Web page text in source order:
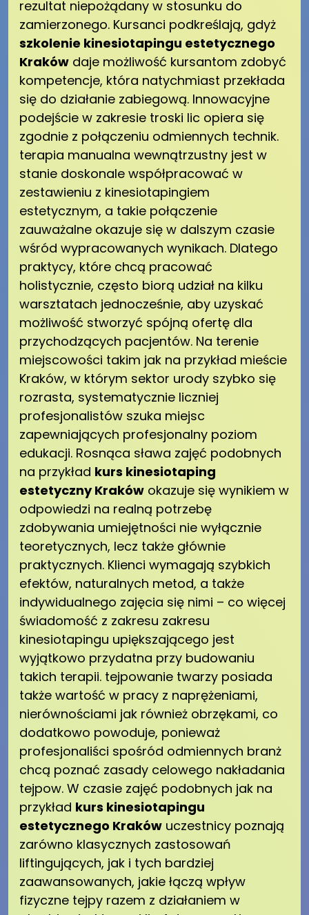
rezultat niepożądany w stosunku do
zamierzonego. Kursanci podkreślają, gdyż
szkolenie kinesiotapingu estetycznego
Kraków daje możliwość kursantom zdobyć
kompetencje, która natychmiast przekłada
się do działanie zabiegową. Innowacyjne
podejście w zakresie troski lic opiera się
zgodnie z połączeniu odmiennych technik.
terapia manualna wewnątrzustny jest w
stanie doskonale współpracować w
zestawieniu z kinesiotapingiem
estetycznym, a takie połączenie
zauważalne okazuje się w dalszym czasie
wśród wypracowanych wynikach. Dlatego
praktycy, które chcą pracować
holistycznie, często biorą udział na kilku
warsztatach jednocześnie, aby uzyskać
możliwość stworzyć spójną ofertę dla
przychodzących pacjentów. Na terenie
miejscowości takim jak na przykład mieście
Kraków, w którym sektor urody szybko się
rozrasta, systematycznie liczniej
profesjonalistów szuka miejsc
zapewniających profesjonalny poziom
edukacji. Rosnąca sława zajęć podobnych
na przykład kurs kinesiotaping
estetyczny Kraków okazuje się wynikiem w
odpowiedzi na realną potrzebę
zdobywania umiejętności nie wyłącznie
teoretycznych, lecz także głównie
praktycznych. Klienci wymagają szybkich
efektów, naturalnych metod, a także
indywidualnego zajęcia się nimi – co więcej
świadomość z zakresu zakresu
kinesiotapingu upiększającego jest
wyjątkowo przydatna przy budowaniu
takich terapii. tejpowanie twarzy posiada
także wartość w pracy z naprężeniami,
nierównościami jak również obrzękami, co
dodatkowo powoduje, ponieważ
profesjonaliści spośród odmiennych branż
chcą poznać zasady celowego nakładania
tejpow. W czasie zajęć podobnych jak na
przykład kurs kinesiotapingu
estetycznego Kraków uczestnicy poznają
zarówno klasycznych zastosowań
liftingujących, jak i tych bardziej
zaawansowanych, jakie łączą wpływ
fizyczne tejpy razem z działaniem w